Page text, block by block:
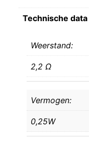
Technische data
Weerstand:
2,2 Ω
Vermogen:
0,25W